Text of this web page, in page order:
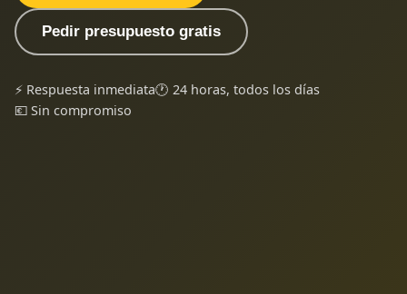
Pedir presupuesto gratis
⚡ Respuesta inmediata🕐 24 horas, todos los días
💶 Sin compromiso